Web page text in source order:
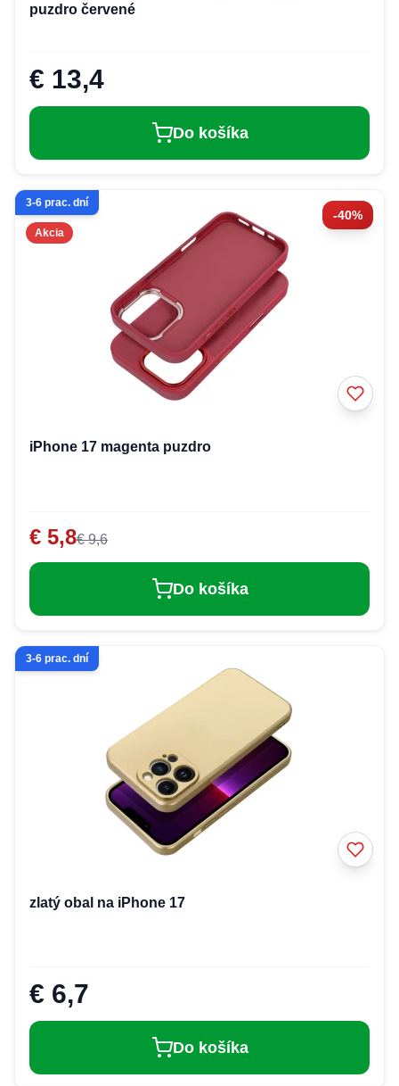
puzdro červené
€ 13,4
Do košíka
Akcia
-40%
3-6 prac. dní
iPhone 17 magenta puzdro
€ 5,8€ 9,6
Do košíka
3-6 prac. dní
zlatý obal na iPhone 17
€ 6,7
Do košíka